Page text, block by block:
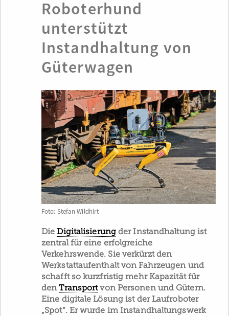
Roboterhund
unterstützt
Instandhaltung von
Güterwagen
Foto: Stefan Wildhirt
DieDigitalisierungder Instandhaltung ist
zentral für eine erfolgreiche
Verkehrswende. Sie verkürzt den
Werkstattaufenthalt von Fahrzeugen und
schafft so kurzfristig mehr Kapazität für
denTransportvon Personen und Gütern.
Eine digitale Lösung ist der Laufroboter
„Spot“. Er wurde im Instandhaltungswerk